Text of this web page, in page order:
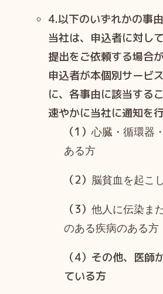
4.以下のいずれかの事
当社は、申込者に対し
提出をご依頼する場合
申込者が本個別サービ
に、各事由に該当する
速やかに当社に通知を
（1）心臓・循環器
ある方
（2） 脳貧血を起こ
（3） 他人に伝染ま
のある疾病のある方
（4）その他、医師
ている方